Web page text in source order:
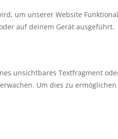
um unserer Website
auf deinem Gerät ausgeführt.
unsichtbares Textfragment
Um dies zu